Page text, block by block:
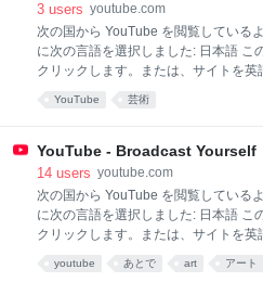
3 users youtube.com
次の国から YouTube を閲覧している
に次の言語を選択しました: 日本語 こ
クリックします。または、サイトを
をクリックします。各ページ上部の
いつでも変更できます。 You appear
website: 日本語 Click "OK" to accept
view the site in English. You can
YouTube 芸術
YouTube - Broadcast Yourself
14 users youtube.com
次の国から YouTube を閲覧している
に次の言語を選択しました: 日本語 こ
クリックします。または、サイトを
いつでも変更できます。 You appear
youtube あとで art アート